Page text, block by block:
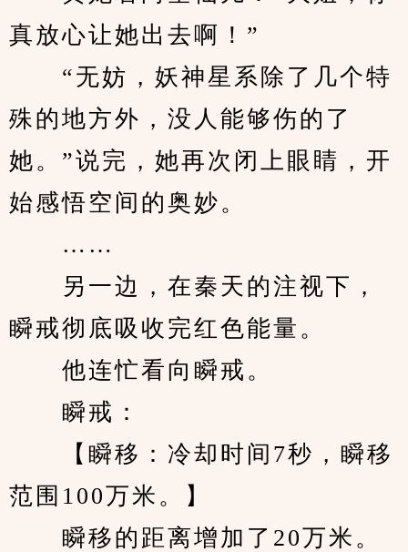
真放心让她出去啊！”
“无妨，妖神星系除了几个特
殊的地方外，没人能够伤的了
她。”说完，她再次闭上眼睛，开
始感悟空间的奥妙。
……
另一边，在秦天的注视下，
瞬戒彻底吸收完红色能量。
他连忙看向瞬戒。
瞬戒：
【瞬移：冷却时间7秒，瞬移
范围100万米。】
瞬移的距离增加了20万米。